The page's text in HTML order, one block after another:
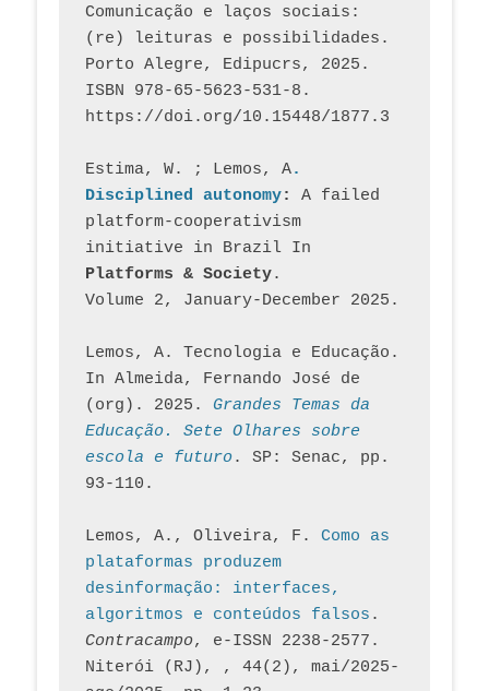
Comunicação e laços sociais:
(re) leituras e possibilidades.
Porto Alegre, Edipucrs, 2025.
ISBN 978-65-5623-531-8.
https://doi.org/10.15448/1877.3
Estima, W. ; Lemos, A.
Disciplined autonomy: A failed
platform-cooperativism
initiative in Brazil In
Platforms & Society.
Volume 2, January-December 2025.
Lemos, A. Tecnologia e Educação.
In Almeida, Fernando José de
(org). 2025. Grandes Temas da
Educação. Sete Olhares sobre
escola e futuro. SP: Senac, pp.
93-110.
Lemos, A., Oliveira, F. Como as
plataformas produzem
desinformação: interfaces,
algoritmos e conteúdos falsos
Contracampo, e-ISSN 2238-2577.
Niterói (RJ), , 44(2), mai/2025-